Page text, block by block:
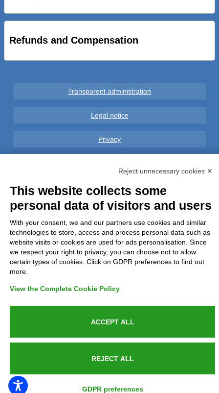
PUBLIC SERVICE ANNOUNCEMENT
AL VIA SERVIZIO DI BIKE SHARING A POTENZA CON
VAIMOO PER UTENTI FAL SCONTI SULL’UTILIZZO DELLE
Refunds and Compensation
Transparent administration
Legal notice
Privacy
Complaints
Refunds and Indemnities
Contacts
Azienda certificata UNI EN ISO 9001:2015
P.IVA 05538100727 - C.so Italia n.8 70123, BARI
Reject unnecessary cookies ✕
This website collects some
personal data of visitors and users
With your consent, we and our partners use cookies and similar
technologies to store, access and process personal data such as
website visits or cookies are used for ads personalisation. Since
we respect your right to privacy, you can choose not to allow
certain types of cookies. Click on GDPR preferences to find out
more.
View the Complete Cookie Policy
ACCEPT ALL
REJECT ALL
GDPR preferences